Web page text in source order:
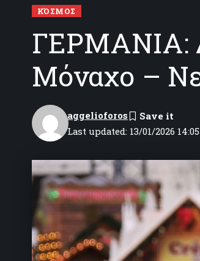
ΚΌΣΜΟΣ
ΓΕΡΜΑΝΙΑ:
Μόναχο –
Last updated: 13/01/2026 14:05
aggelioforos